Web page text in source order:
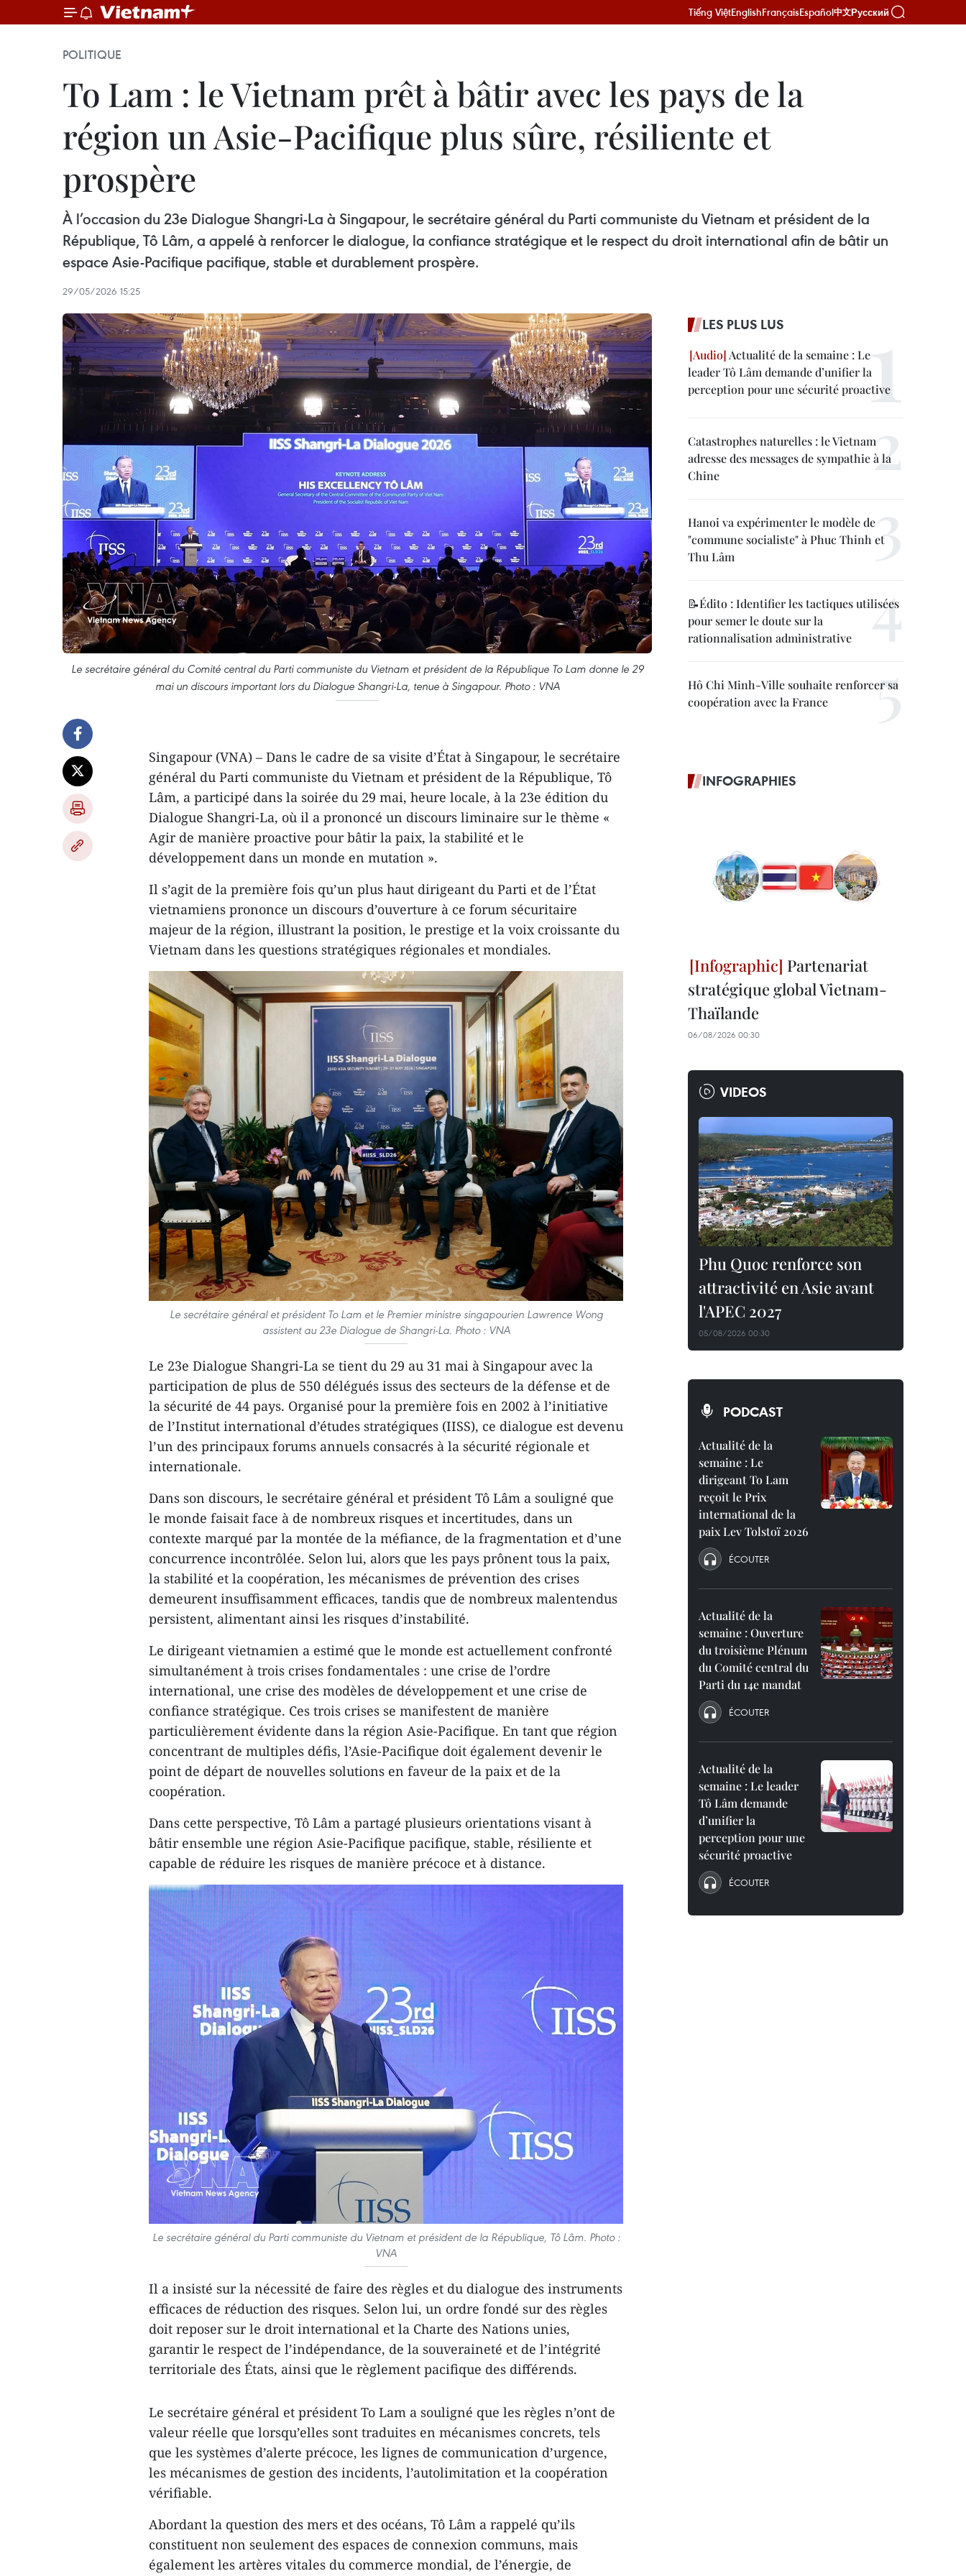
Tiếng ViệtEnglishFrançaisEspañol中文Русский
POLITIQUE
To Lam : le Vietnam prêt à bâtir avec les pays de la
région un Asie-Pacifique plus sûre, résiliente et
prospère
À l’occasion du 23e Dialogue Shangri-La à Singapour, le secrétaire général du Parti communiste du Vietnam et président de la
République, Tô Lâm, a appelé à renforcer le dialogue, la confiance stratégique et le respect du droit international afin de bâtir un
espace Asie-Pacifique pacifique, stable et durablement prospère.
29/05/2026 15:25
Le secrétaire général du Comité central du Parti communiste du Vietnam et président de la République To Lam donne le 29
mai un discours important lors du Dialogue Shangri-La, tenue à Singapour. Photo : VNA
Singapour (VNA) – Dans le cadre de sa visite d’État à Singapour, le secrétaire
général du Parti communiste du Vietnam et président de la République, Tô
Lâm, a participé dans la soirée du 29 mai, heure locale, à la 23e édition du
Dialogue Shangri-La, où il a prononcé un discours liminaire sur le thème «
Agir de manière proactive pour bâtir la paix, la stabilité et le
développement dans un monde en mutation ».
Il s’agit de la première fois qu’un plus haut dirigeant du Parti et de l’État
vietnamiens prononce un discours d’ouverture à ce forum sécuritaire
majeur de la région, illustrant la position, le prestige et la voix croissante du
Vietnam dans les questions stratégiques régionales et mondiales.
Le secrétaire général et président To Lam et le Premier ministre singapourien Lawrence Wong
assistent au 23e Dialogue de Shangri-La. Photo : VNA
Le 23e Dialogue Shangri-La se tient du 29 au 31 mai à Singapour avec la
participation de plus de 550 délégués issus des secteurs de la défense et de
la sécurité de 44 pays. Organisé pour la première fois en 2002 à l’initiative
de l’Institut international d’études stratégiques (IISS), ce dialogue est devenu
l’un des principaux forums annuels consacrés à la sécurité régionale et
internationale.
Dans son discours, le secrétaire général et président Tô Lâm a souligné que
le monde faisait face à de nombreux risques et incertitudes, dans un
contexte marqué par la montée de la méfiance, de la fragmentation et d’une
concurrence incontrôlée. Selon lui, alors que les pays prônent tous la paix,
la stabilité et la coopération, les mécanismes de prévention des crises
demeurent insuffisamment efficaces, tandis que de nombreux malentendus
persistent, alimentant ainsi les risques d’instabilité.
Le dirigeant vietnamien a estimé que le monde est actuellement confronté
simultanément à trois crises fondamentales : une crise de l’ordre
international, une crise des modèles de développement et une crise de
confiance stratégique. Ces trois crises se manifestent de manière
particulièrement évidente dans la région Asie-Pacifique. En tant que région
concentrant de multiples défis, l’Asie-Pacifique doit également devenir le
point de départ de nouvelles solutions en faveur de la paix et de la
coopération.
Dans cette perspective, Tô Lâm a partagé plusieurs orientations visant à
bâtir ensemble une région Asie-Pacifique pacifique, stable, résiliente et
capable de réduire les risques de manière précoce et à distance.
Le secrétaire général du Parti communiste du Vietnam et président de la République, Tô Lâm. Photo :
VNA
Il a insisté sur la nécessité de faire des règles et du dialogue des instruments
efficaces de réduction des risques. Selon lui, un ordre fondé sur des règles
doit reposer sur le droit international et la Charte des Nations unies,
garantir le respect de l’indépendance, de la souveraineté et de l’intégrité
territoriale des États, ainsi que le règlement pacifique des différends.
Le secrétaire général et président To Lam a souligné que les règles n’ont de
valeur réelle que lorsqu’elles sont traduites en mécanismes concrets, tels
que les systèmes d’alerte précoce, les lignes de communication d’urgence,
les mécanismes de gestion des incidents, l’autolimitation et la coopération
vérifiable.
Abordant la question des mers et des océans, Tô Lâm a rappelé qu’ils
constituent non seulement des espaces de connexion communs, mais
également les artères vitales du commerce mondial, de l’énergie, de
LES PLUS LUS
Actualité de la semaine : Le
leader Tô Lâm demande d’unifier la
perception pour une sécurité proactive
Catastrophes naturelles : le Vietnam
adresse des messages de sympathie à la
Chine
Hanoi va expérimenter le modèle de
"commune socialiste" à Phuc Thinh et
Thu Lâm
📝Édito : Identifier les tactiques utilisées
pour semer le doute sur la
rationnalisation administrative
Hô Chi Minh-Ville souhaite renforcer sa
coopération avec la France
INFOGRAPHIES
Partenariat
stratégique global Vietnam-
Thaïlande
06/08/2026 00:30
VIDEOS
Phu Quoc renforce son
attractivité en Asie avant
l'APEC 2027
05/08/2026 00:30
PODCAST
Actualité de la
semaine : Le
dirigeant To Lam
reçoit le Prix
international de la
paix Lev Tolstoï 2026
ÉCOUTER
Actualité de la
semaine : Ouverture
du troisième Plénum
du Comité central du
Parti du 14e mandat
ÉCOUTER
Actualité de la
semaine : Le leader
Tô Lâm demande
d’unifier la
perception pour une
sécurité proactive
ÉCOUTER